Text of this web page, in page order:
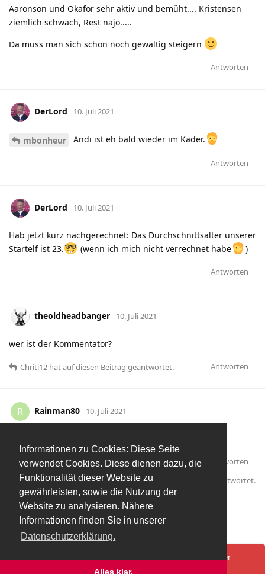
Informationen zu Cookies: Diese Seite
verwendet Cookies. Diese dienen dazu, die
Funktionalität dieser Website zu
gewährleisten, sowie die Nutzung der
Website zu analysieren. Nähere
Informationen finden Sie in unserer
Datenschutzerklärung.
Alles klar.
Aaronson und Okafor sehr aktiv und bemüht.... Kristensen
ziemlich schwach, Rest najo.....
Da muss man sich schon noch gewaltig steigern
Antworten
DerLord 10. Juli 2021
mbonheur Andi ist eh bald wieder im Kader.
Antworten
DerLord 10. Juli 2021
Hab jetzt kurz nachgerechnet: Das Durchschnittsalter unserer
Startelf ist 23.
(wenn ich mich nicht verrechnet habe )
Antworten
theoldheadbanger 10. Juli 2021
wer ist der Kommentator?
Antworten
Chriti12 hatauf diesen Beitrag geantwortet.
R Rainman80 10. Juli 2021
Antworten
DerLordundchrischinger86haben auf diesen Beitrag geantwortet.
Herbert-Ayahuaskagefällt das.
Mehr laden
Ups! Da ist was schief gelaufen. Bitte lade die Seite neu oder